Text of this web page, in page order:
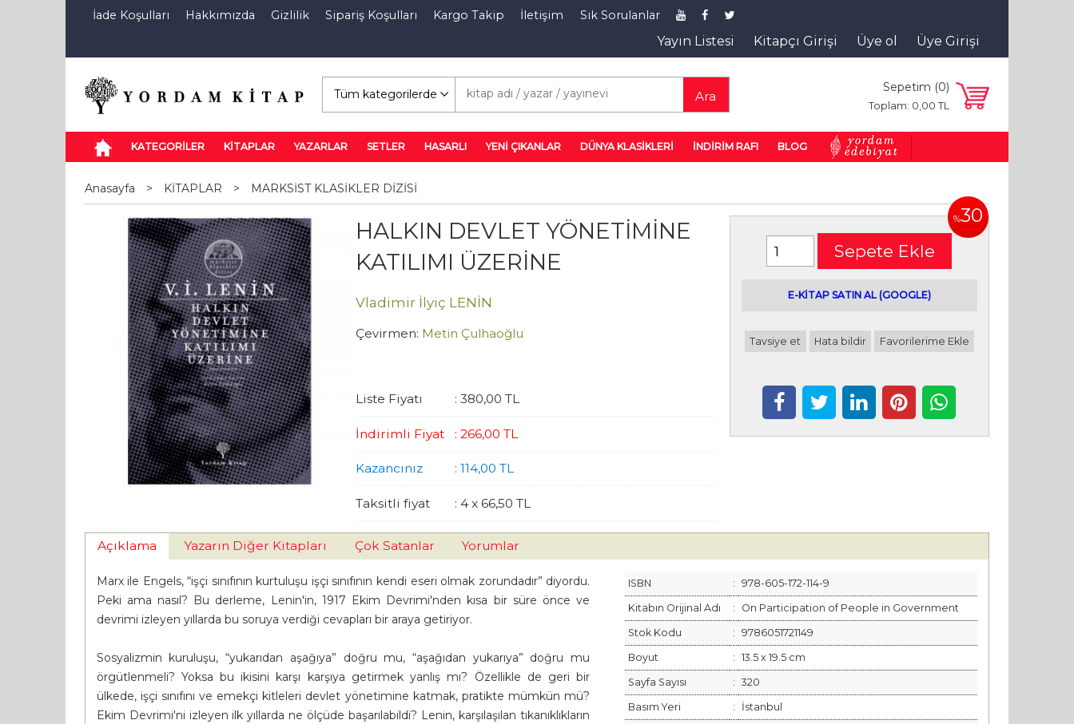
İade Koşulları Hakkımızda Gizlilik Sipariş Koşulları Kargo Takip İletişim Sık Sorulanlar
Yayın Listesi Kitapçı Girişi Üye ol Üye Girişi
Ara
Sepetim (0)
Toplam: 0,00 TL
KATEGORİLER KİTAPLAR YAZARLAR SETLER HASARLI YENİ ÇIKANLAR DÜNYA KLASİKLERİ İNDİRİM RAFI BLOG
Anasayfa > KİTAPLAR > MARKSİST KLASİKLER DİZİSİ
HALKIN DEVLET YÖNETİMİNE
KATILIMI ÜZERİNE
Vladimir İlyiç LENİN
Çevirmen: Metin Çulhaoğlu
Liste Fiyatı :380,00 TL
İndirimli Fiyat :266,00 TL
Kazancınız :114,00 TL
Taksitli fiyat :4 x66,50 TL
%30
Sepete Ekle
E-KİTAP SATIN AL (GOOGLE)
Tavsiye et Hata bildir Favorilerime Ekle
Açıklama Yazarın Diğer Kitapları Çok Satanlar Yorumlar
Marx ile Engels, “işçi sınıfının kurtuluşu işçi sınıfının kendi eseri olmak zorundadır” diyordu.
Peki ama nasıl? Bu derleme, Lenin'in, 1917 Ekim Devrimi'nden kısa bir süre önce ve
devrimi izleyen yıllarda bu soruya verdiği cevapları bir araya getiriyor.
Sosyalizmin kuruluşu, “yukarıdan aşağıya” doğru mu, “aşağıdan yukarıya” doğru mu
örgütlenmeli? Yoksa bu ikisini karşı karşıya getirmek yanlış mı? Özellikle de geri bir
ülkede, işçi sınıfını ve emekçi kitleleri devlet yönetimine katmak, pratikte mümkün mü?
Ekim Devrimi'ni izleyen ilk yıllarda ne ölçüde başarılabildi? Lenin, karşılaşılan tıkanıklıkların
ISBN : 978-605-172-114-9
Kitabın Orijinal Adı : On Participation of People in Government
Stok Kodu : 9786051721149
Boyut : 13.5 x 19.5 cm
Sayfa Sayısı : 320
Basım Yeri : İstanbul